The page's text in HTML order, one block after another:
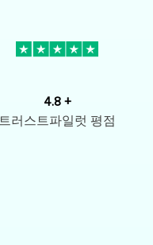
4.8 +
트러스트파일럿 평점